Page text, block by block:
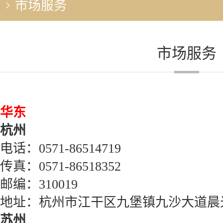
市场服务
市场服务
华东
杭州
电话： 0571-86514719
传真： 0571-86518352
邮编： 310019
地址：杭州市江干区九堡镇九沙大道